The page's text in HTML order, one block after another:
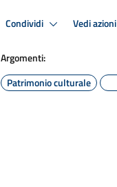
Condividi Vedi azioni
Argomenti:
Patrimonio culturale